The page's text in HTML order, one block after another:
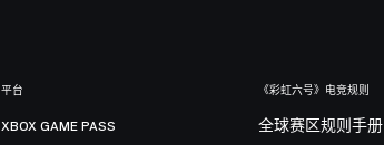
平台
XBOX GAME PASS
《彩虹六号》电竞规则
全球赛区规则手册